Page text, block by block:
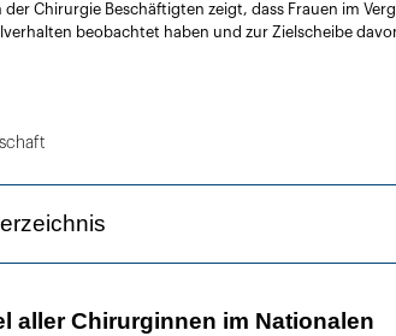
der Chirurgie Beschäftigten zeigt, dass Frauen im
beobachtet haben und zur Zielscheibe
im Gesundheitswesen ist überfällig“
aller Chirurginnen im Nationalen